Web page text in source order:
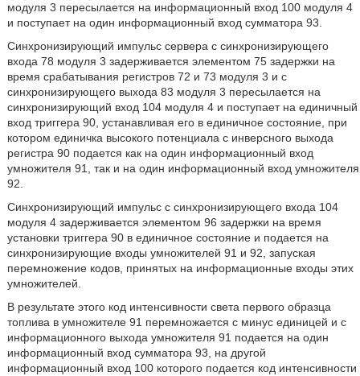
модуля 3 пересылается на информационный вход 100 модуля 4
и поступает на один информационный вход сумматора 93.
Синхронизирующий импульс сервера с синхронизирующего
входа 78 модуля 3 задерживается элементом 75 задержки на
время срабатывания регистров 72 и 73 модуля 3 и с
синхронизирующего выхода 83 модуля 3 пересылается на
синхронизирующий вход 104 модуля 4 и поступает на единичный
вход триггера 90, устанавливая его в единичное состояние, при
котором единичка высокого потенциала с инверсного выхода
регистра 90 подается как на один информационный вход
умножителя 91, так и на один информационный вход умножителя
92.
Синхронизирующий импульс с синхронизирующего входа 104
модуля 4 задерживается элементом 96 задержки на время
установки триггера 90 в единичное состояние и подается на
синхронизирующие входы умножителей 91 и 92, запуская
перемножение кодов, принятых на информационные входы этих
умножителей.
В результате этого код интенсивности света первого образца
топлива в умножителе 91 перемножается с минус единицей и с
информационного выхода умножителя 91 подается на один
информационный вход сумматора 93, на другой
информационный вход 100 которого подается код интенсивности